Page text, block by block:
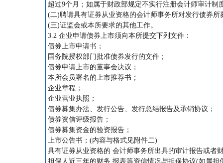
超过9个月；如属于财政部规定不实行注册会计师审计
(二)聘请具有证券从业资格的会计师事务所对发行债券
(三)证监会或本所要求的其他工作。
3.2 企业申请债券上市须向本所提交下列文件：
债券上市申请书；
国务院授权部门批准债券发行的文件；
债券申请上市的董事会决议；
本所会员署名的上市推荐书；
企业章程；
企业营业执照；
债券募集办法、发行公告、发行总结报告及承销协议；
债券资信评级报告；
债券募集资金的验资报告；
上市公告书；(内容与格式见附件二)
具有证券从业资格的 会计师事务所出具的审计报告或者
担保人近三年的财务 报表等资信情况与担保协议(如属担